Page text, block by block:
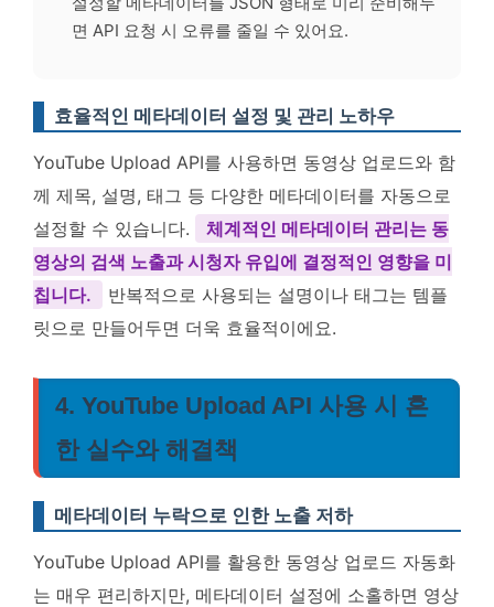
면 API 요청 시 오류를 줄일 수 있어요.
효율적인 메타데이터 설정 및 관리 노하우
YouTube Upload API를 사용하면 동영상 업로드와 함
께 제목, 설명, 태그 등 다양한 메타데이터를 자동으로
설정할 수 있습니다.
체계적인 메타데이터 관리는 동
영상의 검색 노출과 시청자 유입에 결정적인 영향을 미
칩니다.
반복적으로 사용되는 설명이나 태그는 템플
릿으로 만들어두면 더욱 효율적이에요.
4. YouTube Upload API 사용 시 흔
한 실수와 해결책
메타데이터 누락으로 인한 노출 저하
YouTube Upload API를 활용한 동영상 업로드 자동화
는 매우 편리하지만, 메타데이터 설정에 소홀하면 영상